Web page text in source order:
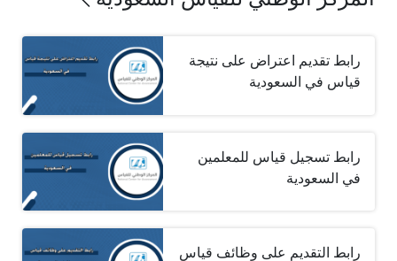
رابط تقديم اعتراض على نتيجة
قياس في السعودية
رابط تسجيل قياس للمعلمين
في السعودية
رابط التقديم على وظائف قياس